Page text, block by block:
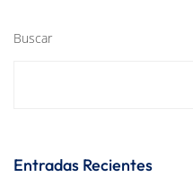
Buscar
Entradas Recientes